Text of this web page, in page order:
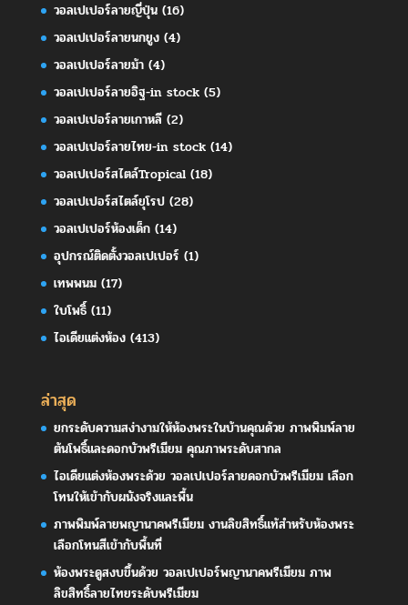
วอลเปเปอร์ลายญี่ปุ่น(16)
วอลเปเปอร์ลายนกยูง(4)
วอลเปเปอร์ลายม้า(4)
วอลเปเปอร์ลายอิฐ-in stock(5)
วอลเปเปอร์ลายเกาหลี(2)
วอลเปเปอร์ลายไทย-in stock(14)
วอลเปเปอร์สไตล์Tropical(18)
วอลเปเปอร์สไตล์ยุโรป(28)
วอลเปเปอร์ห้องเด็ก(14)
อุปกรณ์ติดตั้งวอลเปเปอร์ (1)
เทพพนม(17)
ใบโพธิ์(11)
ไอเดียแต่งห้อง(413)
ล่าสุด
ยกระดับความสง่างามให้ห้องพระในบ้านคุณด้วย ภาพพิมพ์ลาย
ต้นโพธิ์และดอกบัวพรีเมียม คุณภาพระดับสากล
ไอเดียแต่งห้องพระด้วย วอลเปเปอร์ลายดอกบัวพรีเมียม เลือก
โทนให้เข้ากับผนังจริงและพื้น
ภาพพิมพ์ลายพญานาคพรีเมียม งานลิขสิทธิ์แท้สำหรับห้องพระ
เลือกโทนสีเข้ากับพื้นที่
ห้องพระดูสงบขึ้นด้วย วอลเปเปอร์พญานาคพรีเมียม ภาพ
ลิขสิทธิ์ลายไทยระดับพรีเมียม